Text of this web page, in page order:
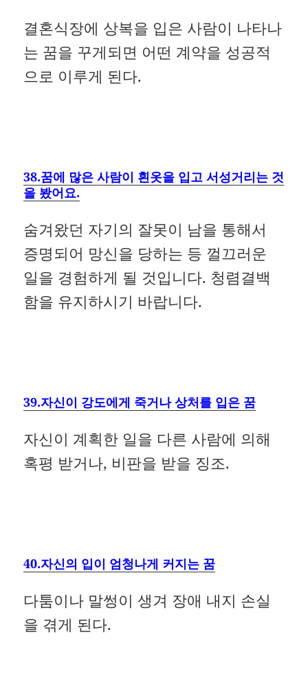
결혼식장에 상복을 입은 사람이 나타나
는 꿈을 꾸게되면 어떤 계약을 성공적
으로 이루게 된다.
38.꿈에 많은 사람이 흰옷을 입고 서성거리는 것
을 봤어요.
숨겨왔던 자기의 잘못이 남을 통해서
증명되어 망신을 당하는 등 껄끄러운
일을 경험하게 될 것입니다. 청렴결백
함을 유지하시기 바랍니다.
39.자신이 강도에게 죽거나 상처를 입은 꿈
자신이 계획한 일을 다른 사람에 의해
혹평 받거나, 비판을 받을 징조.
40.자신의 입이 엄청나게 커지는 꿈
다툼이나 말썽이 생겨 장애 내지 손실
을 겪게 된다.